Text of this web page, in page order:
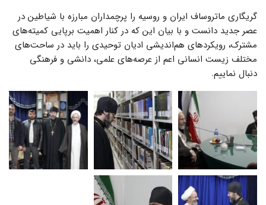
گریگاری ماتروساف ایران و روسیه را پرچمداران مبارزه با شیاطین در
عصر جدید دانست و با بیان این که در کنار اهمیت برپایی کمیته‌های
مشترک، رویکردهای هم‌اندیشی ادیان توحیدی را باید در ساحت‌های
مختلف زیست انسانی اعم از عرصه‌های علمی، دانشی و فرهنگی
دنبال نماییم.